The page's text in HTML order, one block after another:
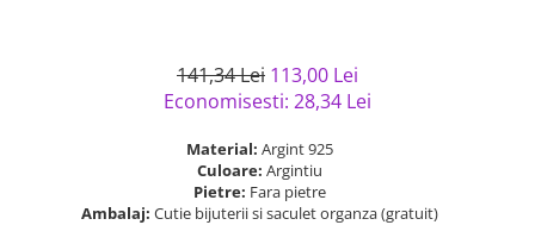
Solutii si lavete de curatare
141,34 Lei 113,00 Lei
Economisesti: 28,34 Lei
Material: Argint 925
Culoare: Argintiu
Pietre: Fara pietre
Ambalaj: Cutie bijuterii si saculet organza (gratuit)